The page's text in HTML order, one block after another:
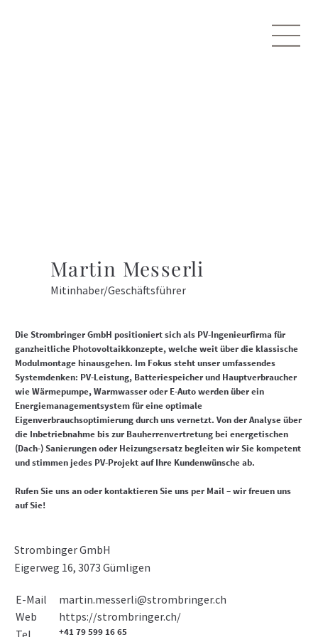
Martin Messerli
Mitinhaber/Geschäftsführer
Die Strombringer GmbH positioniert sich als PV-Ingenieurfirma für
ganzheitliche Photovoltaikkonzepte, welche weit über die klassische
Modulmontage hinausgehen. Im Fokus steht unser umfassendes
Systemdenken: PV-Leistung, Batteriespeicher und Hauptverbraucher
wie Wärmepumpe, Warmwasser oder E-Auto werden über ein
Energiemanagementsystem für eine optimale
Eigenverbrauchsoptimierung durch uns vernetzt. Von der Analyse über
die Inbetriebnahme bis zur Bauherrenvertretung bei energetischen
(Dach-) Sanierungen oder Heizungsersatz begleiten wir Sie kompetent
und stimmen jedes PV-Projekt auf Ihre Kundenwünsche ab.
Rufen Sie uns an oder kontaktieren Sie uns per Mail – wir freuen uns
auf Sie!
Strombinger GmbH
Eigerweg 16, 3073 Gümligen
Tel.
E-Mail
Web
+41 79 599 16 65
martin.messerli@strombringer.ch
https://strombringer.ch/